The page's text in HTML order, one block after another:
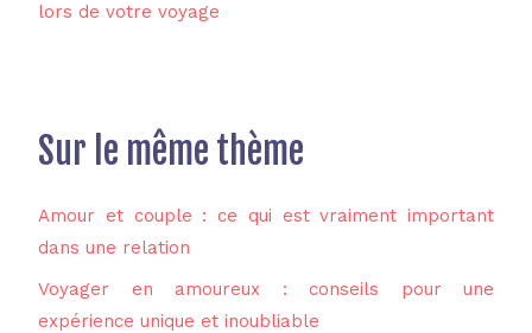
lors de votre voyage
Sur le même thème
Amour et couple : ce qui est vraiment important
dans une relation
Voyager en amoureux : conseils pour une
expérience unique et inoubliable